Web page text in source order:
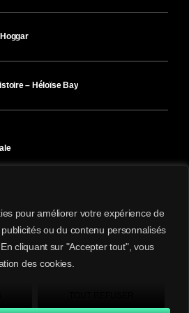
pour améliorer votre expérience de
ou du contenu personnalisés
cliquant sur "Accepter tout", vous
des cookies.
– Héloïse Bay
mardi 28 juillet